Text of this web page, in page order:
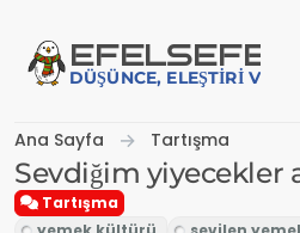
EFELSEFE
DÜŞÜNCE, ELEŞTIRI VE
Ana Sayfa Tartışma
Sevdiğim yiyecekler
Tartışma